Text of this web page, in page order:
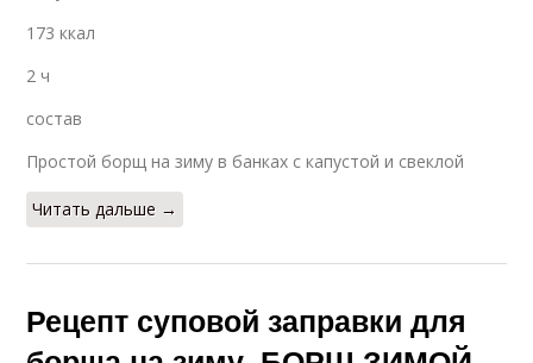
173 ккал
2 ч
состав
Простой борщ на зиму в банках с капустой и свеклой
Читать дальше →
Рецепт суповой заправки для